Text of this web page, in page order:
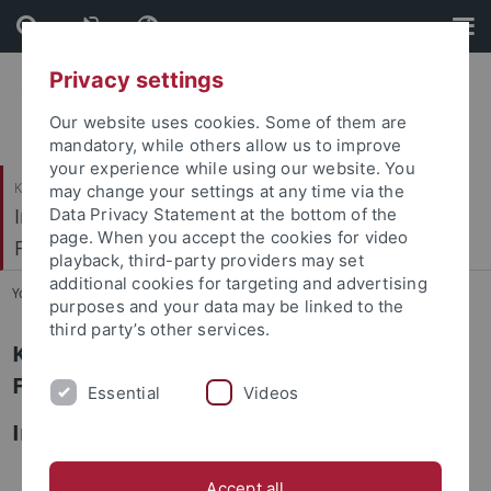
Skip
to
content
Skip
to
footer
Katholisch-Theologische Fakultät
Institut für Ökumenische und Interreligiöse
Forschung
You are here: Startseite ... Kooperationen
Kooperationen der Jüdisch-Islamischen
Forschungsstelle
International und national
Bar Ilan Universität (Prof. Hanoch Ben-Paz)
Privacy settings
Our website uses cookies. Some of them are
mandatory, while others allow us to improve
your experience while using our website. You
may change your settings at any time via the
Data Privacy Statement at the bottom of the
page. When you accept the cookies for video
playback, third-party providers may set
additional cookies for targeting and advertising
purposes and your data may be linked to the
third party’s other services.
Essential Videos